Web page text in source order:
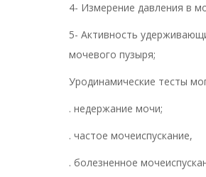
4- Измерение давления в
5- Активность
мочевого пузыря;
Уродинамические тесты
. недержание мочи;
. частое мочеиспускание,
. болезненное